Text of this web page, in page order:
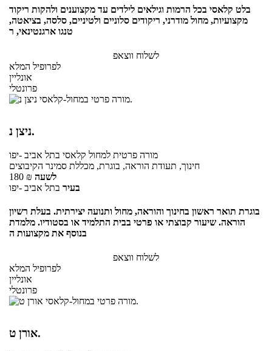
בלט קלאסי בכל הרמות וגילאים לילדים עד מקצוענים ולהקות ריקוד
מקצועיות, מחול מודרני, ריקודים סלוניים ולטיניים, סלסה, בציאטה,
טנגו ארגנטינאי, ר
לשלוח ווצאפ
לפרופיל המלא
אונליין
פרונטלי
ניצן נ.
מורה פרטית למחול קלאסי בתל אביב -יפו
חינוך, תעודת הוראה, בוגרת, מכללת סמינר הקיבוצים
180 ₪ לשעה
בעיר בתל אביב -יפו
בוגרת תואר ראשון בחינוך והוראה, מחול ותנועה יצירתית. בעלת רשיון
הוראה. שיעור קבוצתי או פרטי בבית התלמיד או בסטודיו. מלמדת
בנוסף את מקצועות ה
לשלוח ווצאפ
לפרופיל המלא
אונליין
פרונטלי
אורן ט.